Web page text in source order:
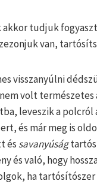
akkor tudjuk
van,
visszanyúlni
volt természetes
leveszik a polcról
és már meg is
és savanyúság
és való, hogy
ha